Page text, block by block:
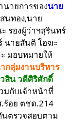
นวยการของนาย
นทอง,นาย
รองผู้ว่าฯสุรินทร์
นายสันติ โอฆะ
มอบหมายให้
กลุ่มงานบริหาร
สิน วดีศิริศักดิ์
มกับเจ้าหน้าที่
ร้อย ตชด.214
นตรวจสอบตาม